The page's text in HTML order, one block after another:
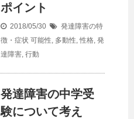
ポイント
2018/05/30
発達障害の特
徴・症状 可能性, 多動性, 性格, 発
達障害, 行動
発達障害の中学受
験について考え